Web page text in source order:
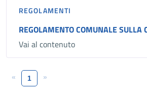
REGOLAMENTI
REGOLAMENTO COMUNALE SULLA
Vai al contenuto
« 1 »